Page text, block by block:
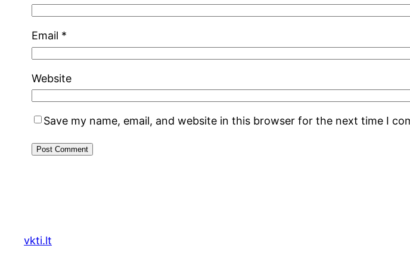
Email *
Website
Save my name, email, and website in this browser for the next time I
vkti.lt